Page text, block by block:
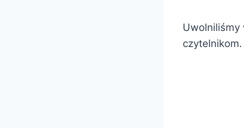
Uwolniliśmy
czytelnikom.